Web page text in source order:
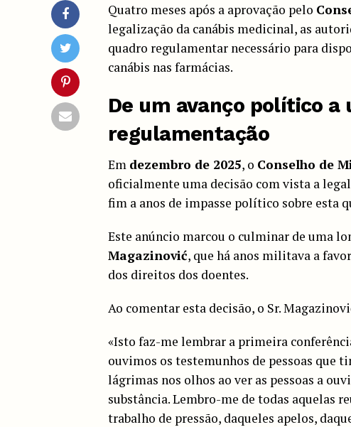
Quatro meses após a aprovação pelo
legalização da canábis medicinal, as
quadro regulamentar necessário para
canábis nas farmácias.
De um avanço político
regulamentação
Em dezembro de 2025, o Conselho de
oficialmente uma decisão com vista a
fim a anos de impasse político sobre esta
Este anúncio marcou o culminar de uma
Magazinović, que há anos militava a
dos direitos dos doentes.
Ao comentar esta decisão, o Sr.
«Isto faz-me lembrar a primeira
ouvimos os testemunhos de pessoas que
lágrimas nos olhos ao ver as pessoas a
substância. Lembro-me de todas aquelas
trabalho de pressão, daqueles apelos,